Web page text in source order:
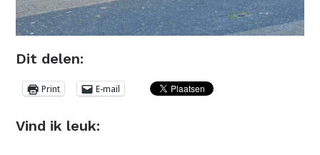
Dit delen:
Print E-mail
Vind ik leuk: